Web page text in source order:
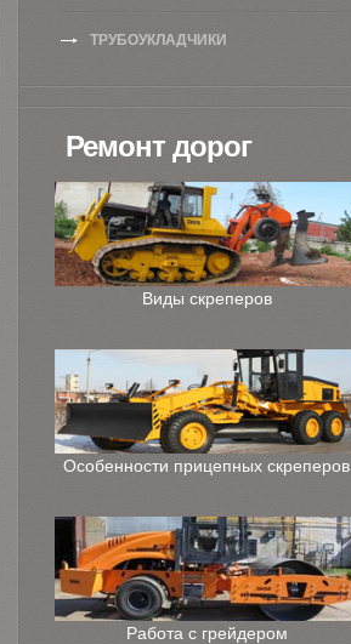
ТРУБОУКЛАДЧИКИ
Ремонт дорог
Виды скреперов
Особенности прицепных скреперов
Работа с грейдером